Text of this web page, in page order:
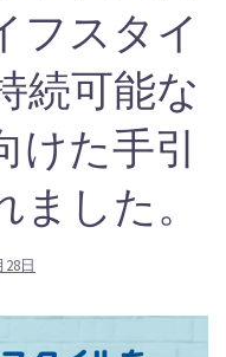
フスタイ
続可能な
けた手引
した。
28日